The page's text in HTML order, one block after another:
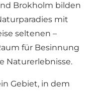
Brokholm bilden
mit
seltenen –
für Besinnung
Naturerlebnisse.
Gebiet, in dem